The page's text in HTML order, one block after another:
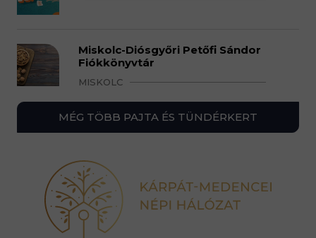
Miskolc-Diósgyőri Petőfi Sándor
Fiókkönyvtár
MISKOLC
MÉG TÖBB PAJTA ÉS TÜNDÉRKERT